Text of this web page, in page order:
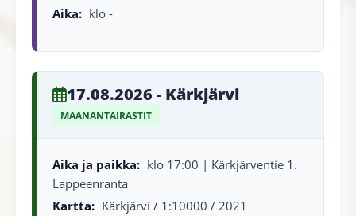
Aika: klo -
17.08.2026 - Kärkjärvi
MAANANTAIRASTIT
Aika ja paikka: klo 17:00 | Kärkjärventie 1.
Lappeenranta
Kartta: Kärkjärvi / 1:10000 / 2021